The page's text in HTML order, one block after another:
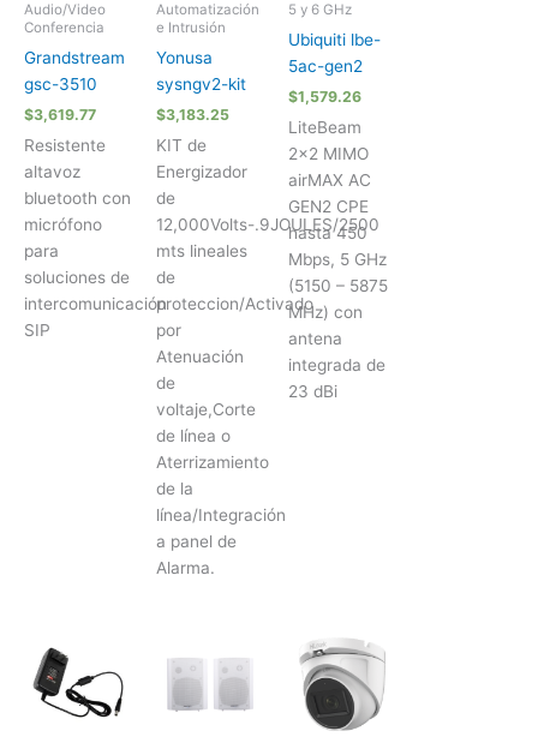
Audio/Video
Conferencia
Grandstream
gsc-3510
$3,619.77
Resistente
altavoz
bluetooth con
micrófono
para
soluciones de
intercomunicación
SIP
Automatización
e Intrusión
Yonusa
sysngv2-kit
$3,183.25
KIT de
Energizador
de
12,000Volts-.9JOULES/2500
mts lineales
de
proteccion/Activado
por
Atenuación
de
voltaje,Corte
de línea o
Aterrizamiento
de la
línea/Integración
a panel de
Alarma.
5 y 6 GHz
Ubiquiti lbe-
5ac-gen2
$1,579.26
LiteBeam
2×2 MIMO
airMAX AC
GEN2 CPE
hasta 450
Mbps, 5 GHz
(5150 – 5875
MHz) con
antena
integrada de
23 dBi